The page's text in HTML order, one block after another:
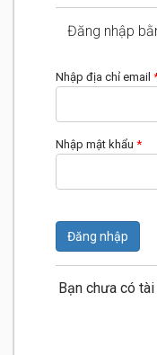
Đăng nhập
Nhập địa chỉ email
Nhập mật khẩu *
Đăng nhập
Bạn chưa có